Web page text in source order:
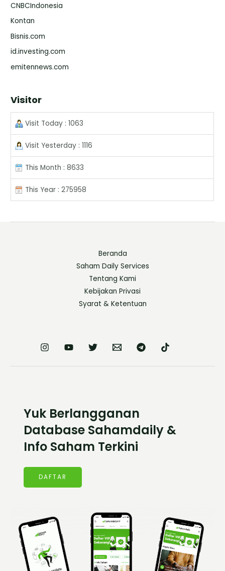
CNBCIndonesia
Kontan
Bisnis.com
id.investing.com
emitennews.com
Visitor
Visit Today : 1063
Visit Yesterday : 1116
This Month : 8633
This Year : 275958
Beranda
Saham Daily Services
Tentang Kami
Kebijakan Privasi
Syarat & Ketentuan
Yuk Berlangganan
Database Sahamdaily &
Info Saham Terkini
DAFTAR